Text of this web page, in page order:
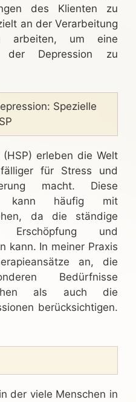
des Klienten zu
an der Verarbeitung
arbeiten, um eine
der Depression zu
Spezielle
erleben die Welt
für Stress und
macht. Diese
kann häufig mit
da die ständige
Erschöpfung und
kann. In meiner Praxis
an, die
Bedürfnisse
als auch die
berücksichtigen.
der viele Menschen in